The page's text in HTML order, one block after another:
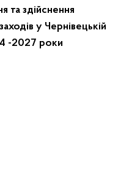
та здійснення
у Чернівецькій
-2027 роки